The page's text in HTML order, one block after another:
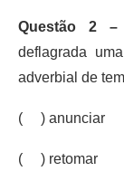
Questão 2 –
deflagrada
adverbial de
( ) anunciar
( ) retomar